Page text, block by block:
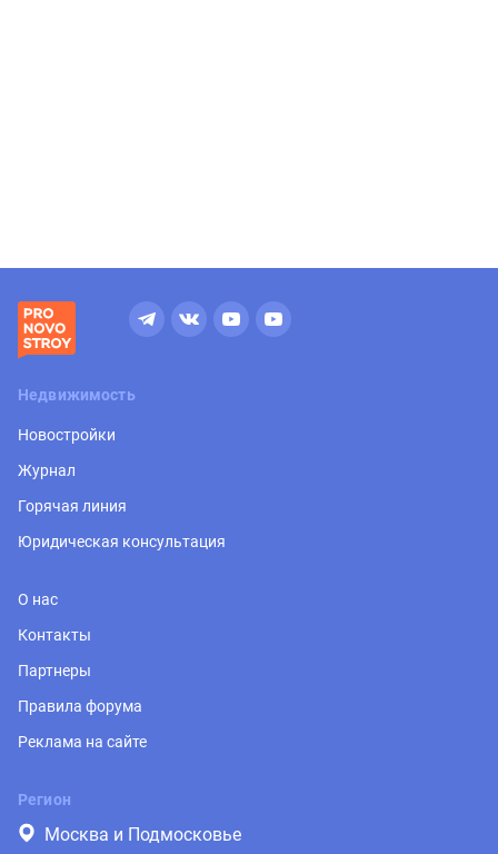
Недвижимость
Новостройки
Журнал
Горячая линия
Юридическая консультация
О нас
Контакты
Партнеры
Правила форума
Реклама на сайте
Регион
Москва и Подмосковье